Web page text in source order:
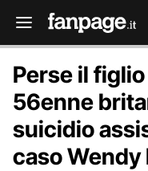
Perse il
56enne
suicidio
caso Wendy